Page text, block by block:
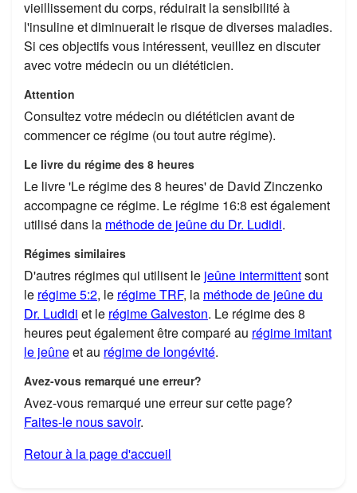
vieillissement du corps, réduirait la sensibilité à
l'insuline et diminuerait le risque de diverses maladies.
Si ces objectifs vous intéressent, veuillez en discuter
avec votre médecin ou un diététicien.
Attention
Consultez votre médecin ou diététicien avant de
commencer ce régime (ou tout autre régime).
Le livre du régime des 8 heures
Le livre 'Le régime des 8 heures' de David Zinczenko
accompagne ce régime. Le régime 16:8 est également
utilisé dans la méthode de jeûne du Dr. Ludidi.
Régimes similaires
D'autres régimes qui utilisent le jeûne intermittentsont
le régime 5:2, le régime TRF, la méthode de jeûne du
Dr. Ludidi et le régime Galveston. Le régime des 8
heures peut également être comparé au régime imitant
le jeûneet au régime de longévité.
Avez-vous remarqué une erreur?
Avez-vous remarqué une erreur sur cette page?
Faites-le nous savoir.
Retour à la page d'accueil